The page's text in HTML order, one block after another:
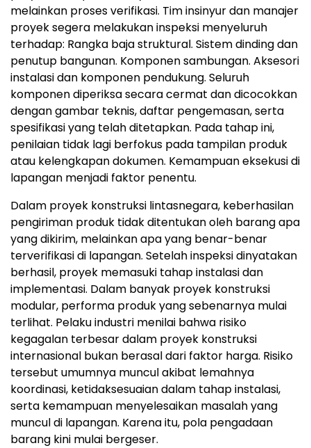
melainkan proses verifikasi. Tim insinyur dan manajer
proyek segera melakukan inspeksi menyeluruh
terhadap: Rangka baja struktural. Sistem dinding dan
penutup bangunan. Komponen sambungan. Aksesori
instalasi dan komponen pendukung. Seluruh
komponen diperiksa secara cermat dan dicocokkan
dengan gambar teknis, daftar pengemasan, serta
spesifikasi yang telah ditetapkan. Pada tahap ini,
penilaian tidak lagi berfokus pada tampilan produk
atau kelengkapan dokumen. Kemampuan eksekusi di
lapangan menjadi faktor penentu.
Dalam proyek konstruksi lintasnegara, keberhasilan
pengiriman produk tidak ditentukan oleh barang apa
yang dikirim, melainkan apa yang benar-benar
terverifikasi di lapangan. Setelah inspeksi dinyatakan
berhasil, proyek memasuki tahap instalasi dan
implementasi. Dalam banyak proyek konstruksi
modular, performa produk yang sebenarnya mulai
terlihat. Pelaku industri menilai bahwa risiko
kegagalan terbesar dalam proyek konstruksi
internasional bukan berasal dari faktor harga. Risiko
tersebut umumnya muncul akibat lemahnya
koordinasi, ketidaksesuaian dalam tahap instalasi,
serta kemampuan menyelesaikan masalah yang
muncul di lapangan. Karena itu, pola pengadaan
barang kini mulai bergeser.